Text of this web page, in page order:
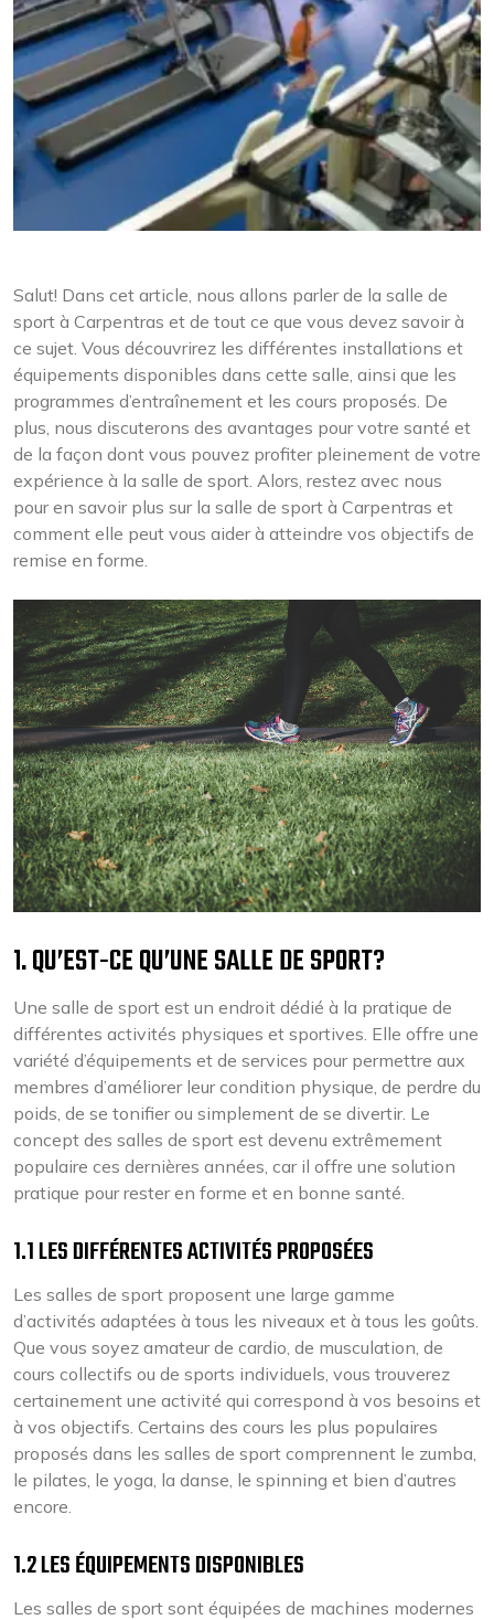
Salut! Dans cet article, nous allons parler de la salle de
sport à Carpentras et de tout ce que vous devez savoir à
ce sujet. Vous découvrirez les différentes installations et
équipements disponibles dans cette salle, ainsi que les
programmes d’entraînement et les cours proposés. De
plus, nous discuterons des avantages pour votre santé et
de la façon dont vous pouvez profiter pleinement de votre
expérience à la salle de sport. Alors, restez avec nous
pour en savoir plus sur la salle de sport à Carpentras et
comment elle peut vous aider à atteindre vos objectifs de
remise en forme.
1. QU’EST-CE QU’UNE SALLE DE SPORT?
Une salle de sport est un endroit dédié à la pratique de
différentes activités physiques et sportives. Elle offre une
variété d’équipements et de services pour permettre aux
membres d’améliorer leur condition physique, de perdre du
poids, de se tonifier ou simplement de se divertir. Le
concept des salles de sport est devenu extrêmement
populaire ces dernières années, car il offre une solution
pratique pour rester en forme et en bonne santé.
1.1 LES DIFFÉRENTES ACTIVITÉS PROPOSÉES
Les salles de sport proposent une large gamme
d’activités adaptées à tous les niveaux et à tous les goûts.
Que vous soyez amateur de cardio, de musculation, de
cours collectifs ou de sports individuels, vous trouverez
certainement une activité qui correspond à vos besoins et
à vos objectifs. Certains des cours les plus populaires
proposés dans les salles de sport comprennent le zumba,
le pilates, le yoga, la danse, le spinning et bien d’autres
encore.
1.2 LES ÉQUIPEMENTS DISPONIBLES
Les salles de sport sont équipées de machines modernes